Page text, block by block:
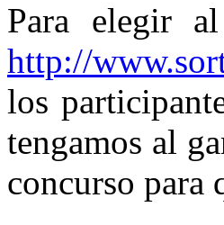
Para elegir
http://
los
tengamos al
concurso para